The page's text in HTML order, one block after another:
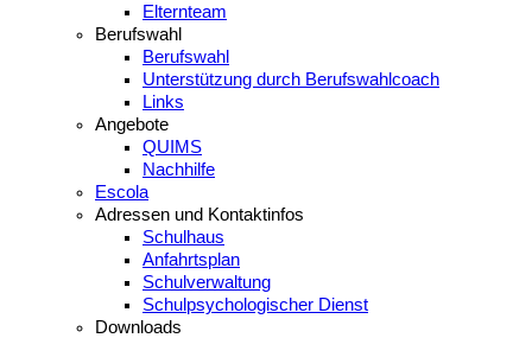
Elternteam
Berufswahl
Berufswahl
Unterstützung durch Berufswahlcoach
Links
Angebote
QUIMS
Nachhilfe
Escola
Adressen und Kontaktinfos
Schulhaus
Anfahrtsplan
Schulverwaltung
Schulpsychologischer Dienst
Downloads